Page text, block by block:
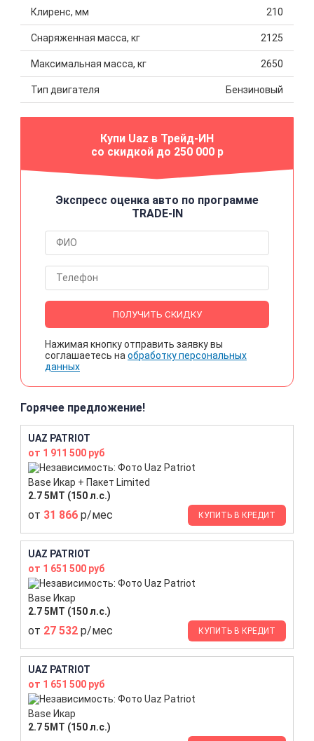
Клиренс, мм 210
Снаряженная масса, кг 2125
Максимальная масса, кг 2650
Тип двигателя Бензиновый
Купи Uaz в Трейд-ИН
со скидкой до 250 000 р
Экспресс оценка авто по программе
TRADE-IN
ПОЛУЧИТЬ СКИДКУ
Нажимая кнопку отправить заявку вы
соглашаетесь на обработку персональных
данных
Горячее предложение!
UAZ PATRIOT
от 1 911 500 руб
Base Икар + Пакет Limited
2.7 5МТ (150 л.с.)
от 31 866 р/мес КУПИТЬ В КРЕДИТ
UAZ PATRIOT
от 1 651 500 руб
Base Икар
2.7 5МТ (150 л.с.)
от 27 532 р/мес КУПИТЬ В КРЕДИТ
UAZ PATRIOT
от 1 651 500 руб
Base Икар
2.7 5МТ (150 л.с.)